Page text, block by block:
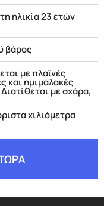
ηλικία 23 ετών
βάρος
με πλαϊνές
και ημιμαλακές
με σχάρα,
χιλιόμετρα